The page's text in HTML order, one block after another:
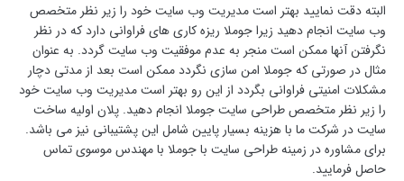
البته دقت نمایید بهتر است مدیریت وب سایت خود را زیر نظر متخصص
وب سایت انجام دهید زیرا جوملا ریزه کاری های فراوانی دارد که در نظر
نگرفتن آنها ممکن است منجر به عدم موفقیت وب سایت گردد. به عنوان
مثال در صورتی که جوملا امن سازی نگردد ممکن است بعد از مدتی دچار
مشکلات امنیتی فراوانی بگردد از این رو بهتر است مدیریت وب سایت خود
را زیر نظر متخصص طراحی سایت جوملا انجام دهید. پلان اولیه ساخت
سایت در شرکت ما با هزینه بسیار پایین شامل این پشتیبانی نیز می باشد.
برای مشاوره در زمینه طراحی سایت با جوملا با مهندس موسوی تماس
حاصل فرمایید.